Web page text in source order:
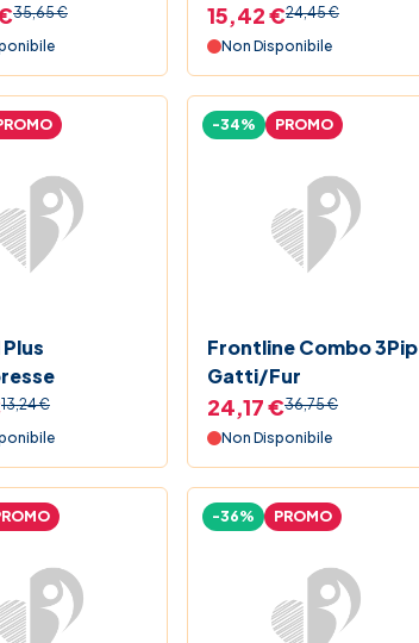
35,65 €
15,42 €24,45 €
Non Disponibile
13,24 €
Frontline Combo 3Pip
Gatti/Fur
-34% PROMO
24,17 €36,75 €
Non Disponibile
-36% PROMO